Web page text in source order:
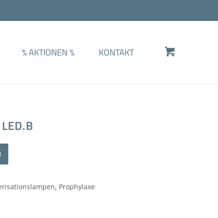
%AKTIONEN% KONTAKT
, Prophylaxe